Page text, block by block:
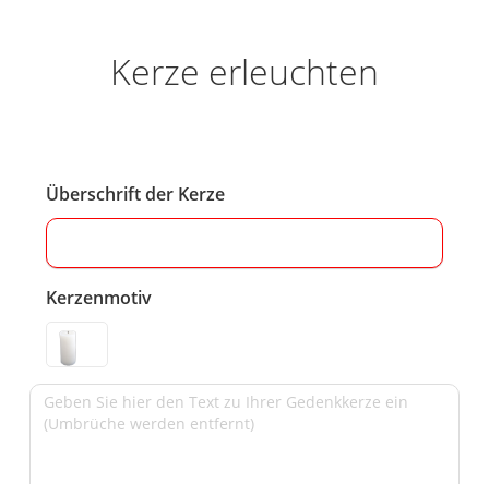
Kerze erleuchten
Überschrift der Kerze
Kerzenmotiv